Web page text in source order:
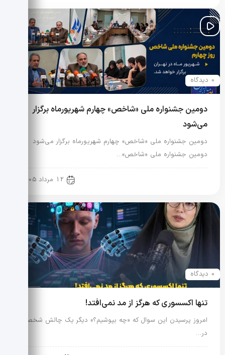
0 دیدگاه
دومین جشنواره ملی «شاخص» چهارم شهریورماه برگزار
می‌شود
دومین جشنواره ملی «شاخص» چهارم شهریورماه برگزار می‌شود
دومین جشنواره ملی «شاخص»…
12 مرداد 1405
0 دیدگاه
تنها اکسسوری که هرگز از مد نمی‌افتد!
امروز پرسیدن این سوال که «چه بپوشیم؟» دیگر یک چالش شخصی
در…